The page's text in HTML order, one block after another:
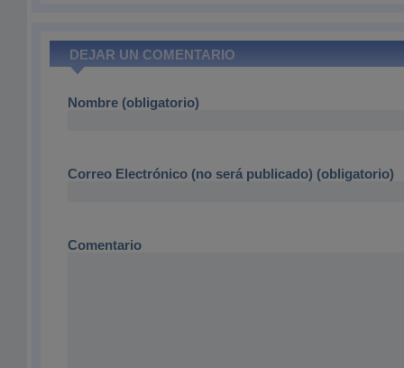
DEJAR UN COMENTARIO
Nombre (obligatorio)
Correo Electrónico (no será publicado) (obligatorio)
Comentario